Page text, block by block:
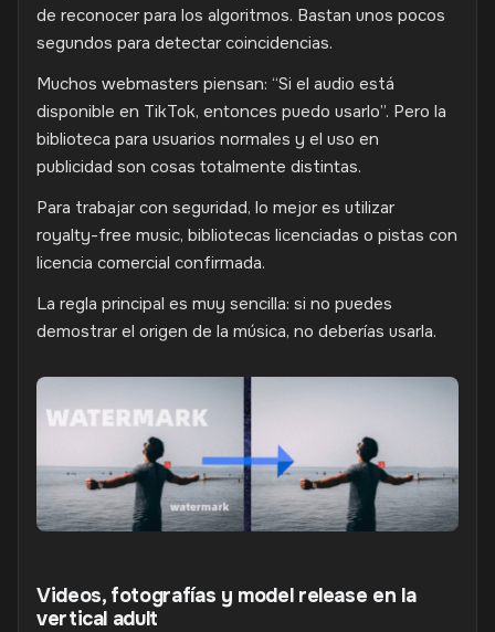
de reconocer para los algoritmos. Bastan unos pocos
segundos para detectar coincidencias.
Muchos webmasters piensan: “Si el audio está
disponible en TikTok, entonces puedo usarlo”. Pero la
biblioteca para usuarios normales y el uso en
publicidad son cosas totalmente distintas.
Para trabajar con seguridad, lo mejor es utilizar
royalty-free music, bibliotecas licenciadas o pistas con
licencia comercial confirmada.
La regla principal es muy sencilla: si no puedes
demostrar el origen de la música, no deberías usarla.
Videos, fotografías y model release en la
vertical adult